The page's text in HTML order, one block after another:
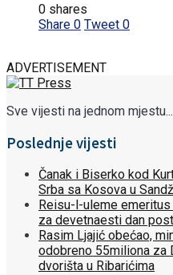
0 shares
Share 0 Tweet 0
ADVERTISEMENT
Sve vijesti na jednom mjestu...
Poslednje vijesti
Čanak i Biserko kod
Srba sa Kosova u
Reisu-l-uleme
za devetnaesti dan
Rasim Ljajić obećao,
odobreno 55miliona za
dvorišta u Ribarićima